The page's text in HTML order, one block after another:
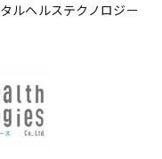
ルヘルステクノロジー